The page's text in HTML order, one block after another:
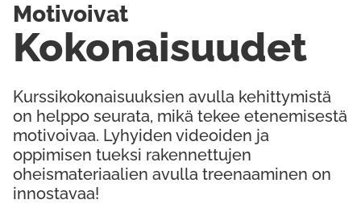
Kurssikokonaisuuksien avulla kehittymistä
on helppo seurata, mikä tekee etenemisestä
motivoivaa. Lyhyiden videoiden ja
oppimisen tueksi rakennettujen
oheismateriaalien avulla treenaaminen on
innostavaa!
Kokonaisuudet
Motivoivat